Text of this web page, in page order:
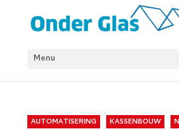
Menu
AUTOMATISERING KASSENBOUW